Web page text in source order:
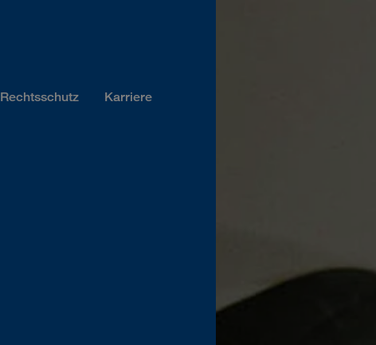
Rechtsschutz Karriere